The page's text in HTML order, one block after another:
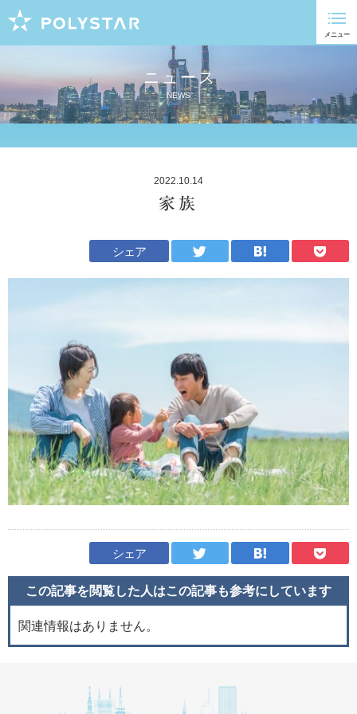
ニュース
NEWS
2022.10.14
家族
シェア
シェア
この記事を閲覧した人はこの記事も参考にしています
関連情報はありません。